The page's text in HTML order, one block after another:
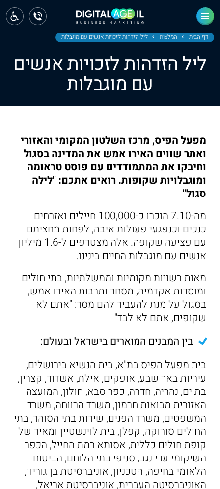
דף הבית המלצות ליל הזדהות לזכויות אנשים עם מוגבלות
ליל הזדהות לזכויות אנשים
עם מוגבלות
מפעל הפיס, מרכז השלטון המקומי והאזורי
ואתר שווים האירו אמש את המדינה בסגול
וחיבקו את המתמודדים עם פוסט טראומה
ומוגבלויות שקופות. רואים אתכם: "לילה
סגול"
מה-7.10 הוכרו כ-100,000 חיילים ואזרחים
כנכים וכנפגעי פעולות איבה, לפחות מחציתם
עם פציעה שקופה. אלה מצטרפים ל-1.6 מיליון
אנשים עם מוגבלות החיים בינינו.
מאות רשויות מקומיות וממשלתיות, בתי חולים
ומוסדות אקדמיה, מסחר ותרבות האירו אמש,
בסגול על מנת להעביר להם מסר: "אתם לא
שקופים, אתם לא לבד"
בין המבנים המוארים בישראל ובעולם:
בית מפעל הפיס בת"א, בית הנשיא בירושלים,
עיריות באר שבע, אופקים, אילת, אשדוד, קצרין,
בת ים, נהריה, חדרה, כפר סבא, חולון, המועצה
האזורית מבואות חרמון, משרד הרווחה, משרד
המשפטים, משרד הפנים, שירות בתי הסוהר, בתי
החולים סורוקה, קפלן, בית לוינשטיין ומאיר של
קופת חולים כללית, אסותא רמת החייל, הכפר
השיקומי עדי נגב, סניפי בתי הלוחם, הביטוח
הלאומי בחיפה, הטכניון, אוניברסיטת בן גוריון,
האוניברסיטה העברית, אוניברסיטת אריאל,
ראשי
חדשות
מחוז צפון
מחוז חיפה
מחוז מרכז
ירושלים
תל אביב